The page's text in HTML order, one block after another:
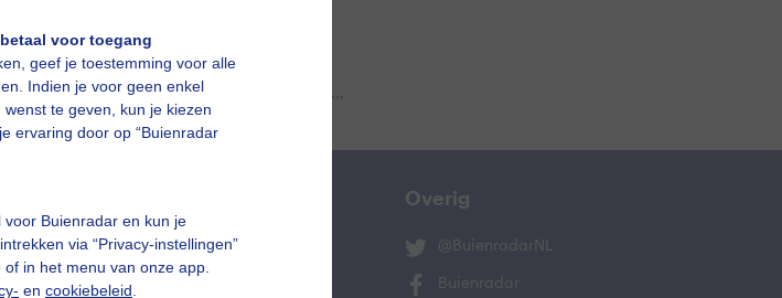
voor toegang
geef je toestemming voor alle
Indien je voor geen enkel
te geven, kun je kiezen
ervaring door op “Buienradar
Buienradar en kun je
via “Privacy-instellingen”
in het menu van onze app.
en cookiebeleid
Een moment geduld aub...
De Bilt
Overig
@BuienradarNL
Buienradar